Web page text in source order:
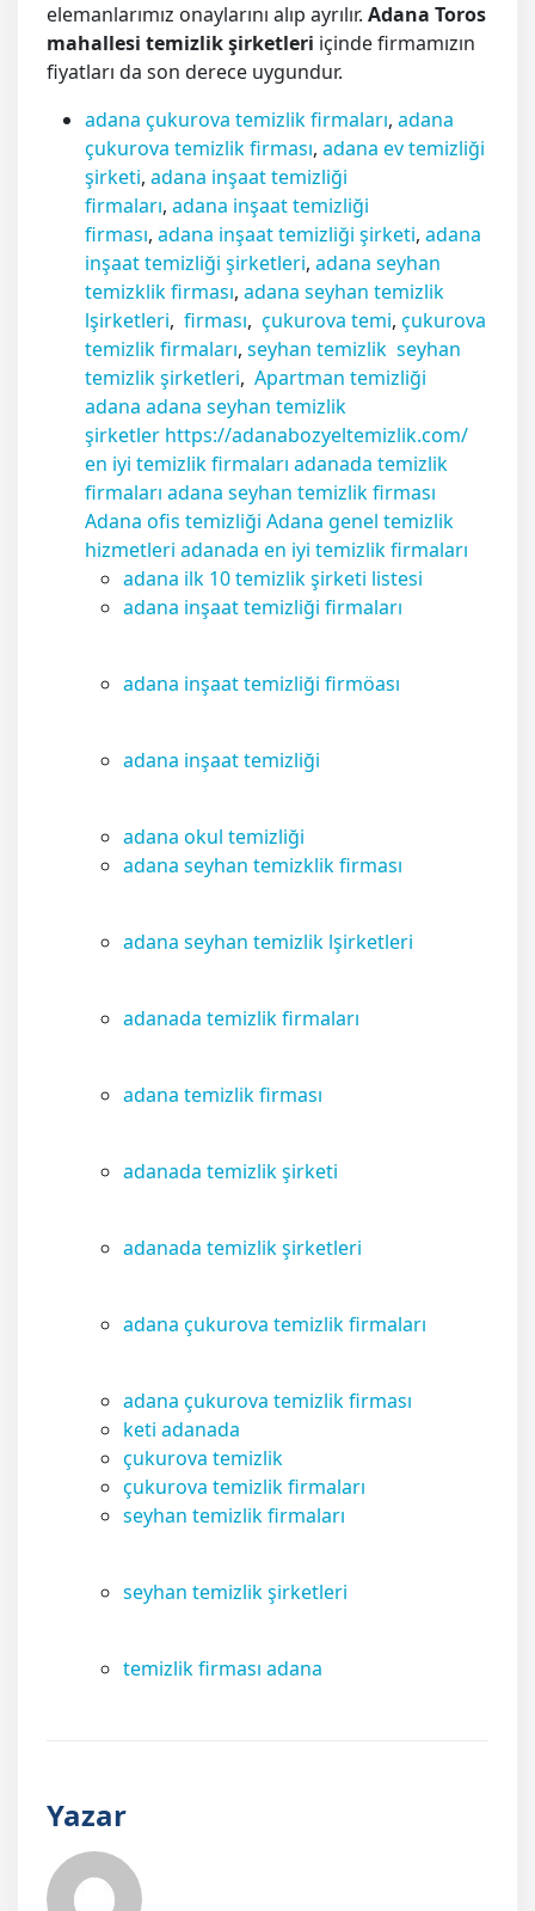
elemanlarımız onaylarını alıp ayrılır. Adana Toros
mahallesi temizlik şirketleri içinde firmamızın
fiyatları da son derece uygundur.
adana çukurova temizlik firmaları, adana
çukurova temizlik firması, adana ev temizliği
şirketi, adana inşaat temizliği
firmaları, adana inşaat temizliği
firması, adana inşaat temizliği şirketi, adana
inşaat temizliği şirketleri, adana seyhan
temizklik firması, adana seyhan temizlik
lşirketleri, firması, çukurova temi, çukurova
temizlik firmaları, seyhan temizlik seyhan
temizlik şirketleri, Apartman temizliği
adana adana seyhan temizlik
şirketler https://adanabozyeltemizlik.com/
en iyi temizlik firmaları adanada temizlik
firmaları adana seyhan temizlik firması
Adana ofis temizliği Adana genel temizlik
hizmetleri adanada en iyi temizlik firmaları
adana ilk 10 temizlik şirketi listesi
adana inşaat temizliği firmaları
adana inşaat temizliği firmöası
adana inşaat temizliği
adana okul temizliği
adana seyhan temizklik firması
adana seyhan temizlik lşirketleri
adanada temizlik firmaları
adana temizlik firması
adanada temizlik şirketi
adanada temizlik şirketleri
adana çukurova temizlik firmaları
adana çukurova temizlik firması
keti adanada
çukurova temizlik
çukurova temizlik firmaları
seyhan temizlik firmaları
seyhan temizlik şirketleri
temizlik firması adana
Yazar